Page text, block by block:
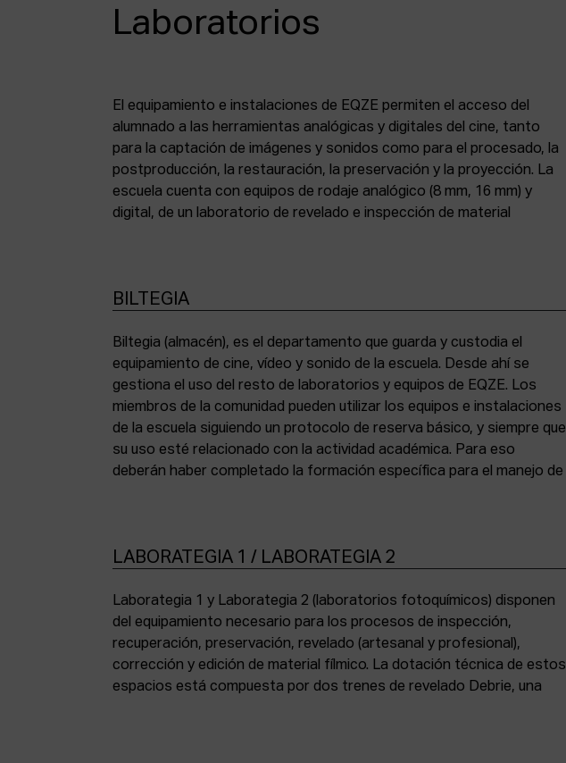
Laboratorios
El equipamiento e instalaciones de EQZE permiten el acceso del
alumnado a las herramientas analógicas y digitales del cine, tanto
para la captación de imágenes y sonidos como para el procesado, la
postproducción, la restauración, la preservación y la proyección. La
escuela cuenta con equipos de rodaje analógico (8 mm, 16 mm) y
digital, de un laboratorio de revelado e inspección de material
fotoquímico, de un estudio de postproducción de imagen y sonido
digital, de puestos de digitalización de 8 mm, 16 mm y 35 mm, de un
puesto de digitalización de magnético y de un atelier de proyección (8
BILTEGIA
Biltegia (almacén), es el departamento que guarda y custodia el
equipamiento de cine, vídeo y sonido de la escuela. Desde ahí se
gestiona el uso del resto de laboratorios y equipos de EQZE. Los
miembros de la comunidad pueden utilizar los equipos e instalaciones
de la escuela siguiendo un protocolo de reserva básico, y siempre que
su uso esté relacionado con la actividad académica. Para eso
deberán haber completado la formación específica para el manejo de
los equipos y cumplir con la normativa de asistencia y compromiso
LABORATEGIA 1 / LABORATEGIA 2
Laborategia 1 y Laborategia 2 (laboratorios fotoquímicos) disponen
del equipamiento necesario para los procesos de inspección,
recuperación, preservación, revelado (artesanal y profesional),
corrección y edición de material fílmico. La dotación técnica de estos
espacios está compuesta por dos trenes de revelado Debrie, una
copiadora de contacto Bell & Howell (16 mm) y un analizador de color
para etalonaje de copias positivas Filmlab Systems International